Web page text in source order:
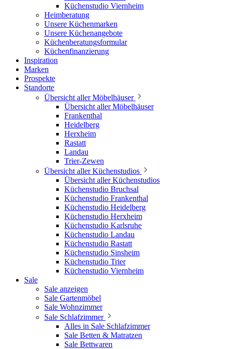
Küchenstudio Viernheim
Heimberatung
Unsere Küchenmarken
Unsere Küchenangebote
Küchenberatungsformular
Küchenfinanzierung
Inspiration
Marken
Prospekte
Standorte
Übersicht aller Möbelhäuser
Übersicht aller Möbelhäuser
Frankenthal
Heidelberg
Herxheim
Rastatt
Landau
Trier-Zewen
Übersicht aller Küchenstudios
Übersicht aller Küchenstudios
Küchenstudio Bruchsal
Küchenstudio Frankenthal
Küchenstudio Heidelberg
Küchenstudio Herxheim
Küchenstudio Karlsruhe
Küchenstudio Landau
Küchenstudio Rastatt
Küchenstudio Sinsheim
Küchenstudio Trier
Küchenstudio Viernheim
Sale
Sale anzeigen
Sale Gartenmöbel
Sale Wohnzimmer
Sale Schlafzimmer
Alles in Sale Schlafzimmer
Sale Betten & Matratzen
Sale Bettwaren